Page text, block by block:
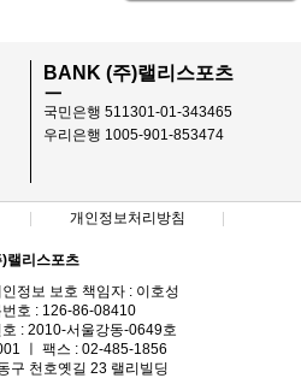
BANK (주)랠리스포츠
ㅡ
국민은행 511301-01-343465
우리은행 1005-901-853474
개인정보처리방침
랠리스포츠
정보 보호 책임자 : 이호성
호 : 126-86-08410
: 2010-서울강동-0649호
ㅣ 팩스 : 02-485-1856
구 천호옛길 23 랠리빌딩